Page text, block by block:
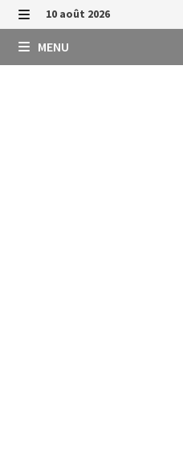
Passer
au
contenu
MENU
10 août 2026
MENU